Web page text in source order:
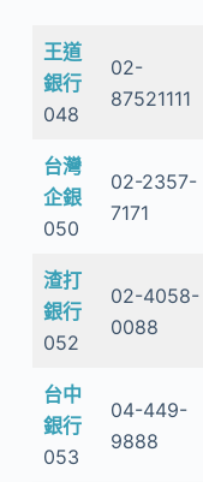
王道
銀行
048
02-
87521111
台灣
企銀
050
02-2357-
7171
渣打
銀行
052
02-4058-
0088
台中
銀行
053
04-449-
9888